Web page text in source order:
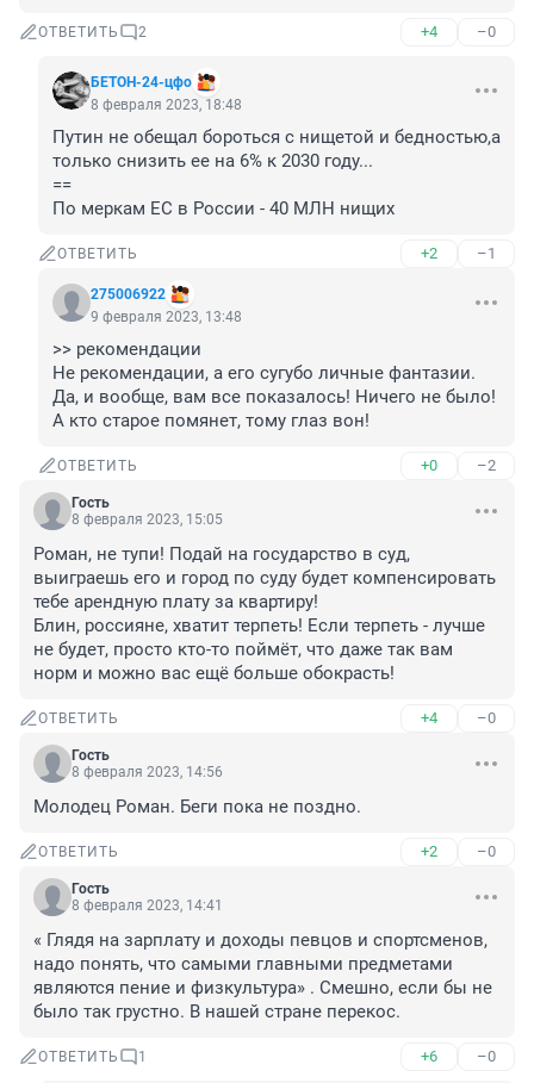
ОТВЕТИТЬ 2 +4 –0
БЕТОН-24-цфо
8 февраля 2023, 18:48
Путин не обещал бороться с нищетой и бедностью,а
только снизить ее на 6% к 2030 году...
==
По меркам ЕС в России - 40 МЛН нищих
ОТВЕТИТЬ +2 –1
275006922
9 февраля 2023, 13:48
>> рекомендации
Не рекомендации, а его сугубо личные фантазии.
Да, и вообще, вам все показалось! Ничего не было!
А кто старое помянет, тому глаз вон!
ОТВЕТИТЬ +0 –2
Гость
8 февраля 2023, 15:05
Роман, не тупи! Подай на государство в суд,
выиграешь его и город по суду будет компенсировать
тебе арендную плату за квартиру!
Блин, россияне, хватит терпеть! Если терпеть - лучше
не будет, просто кто-то поймёт, что даже так вам
норм и можно вас ещё больше обокрасть!
ОТВЕТИТЬ +4 –0
Гость
8 февраля 2023, 14:56
Молодец Роман. Беги пока не поздно.
ОТВЕТИТЬ +2 –0
Гость
8 февраля 2023, 14:41
« Глядя на зарплату и доходы певцов и спортсменов,
надо понять, что самыми главными предметами
являются пение и физкультура» . Смешно, если бы не
было так грустно. В нашей стране перекос.
ОТВЕТИТЬ 1 +6 –0